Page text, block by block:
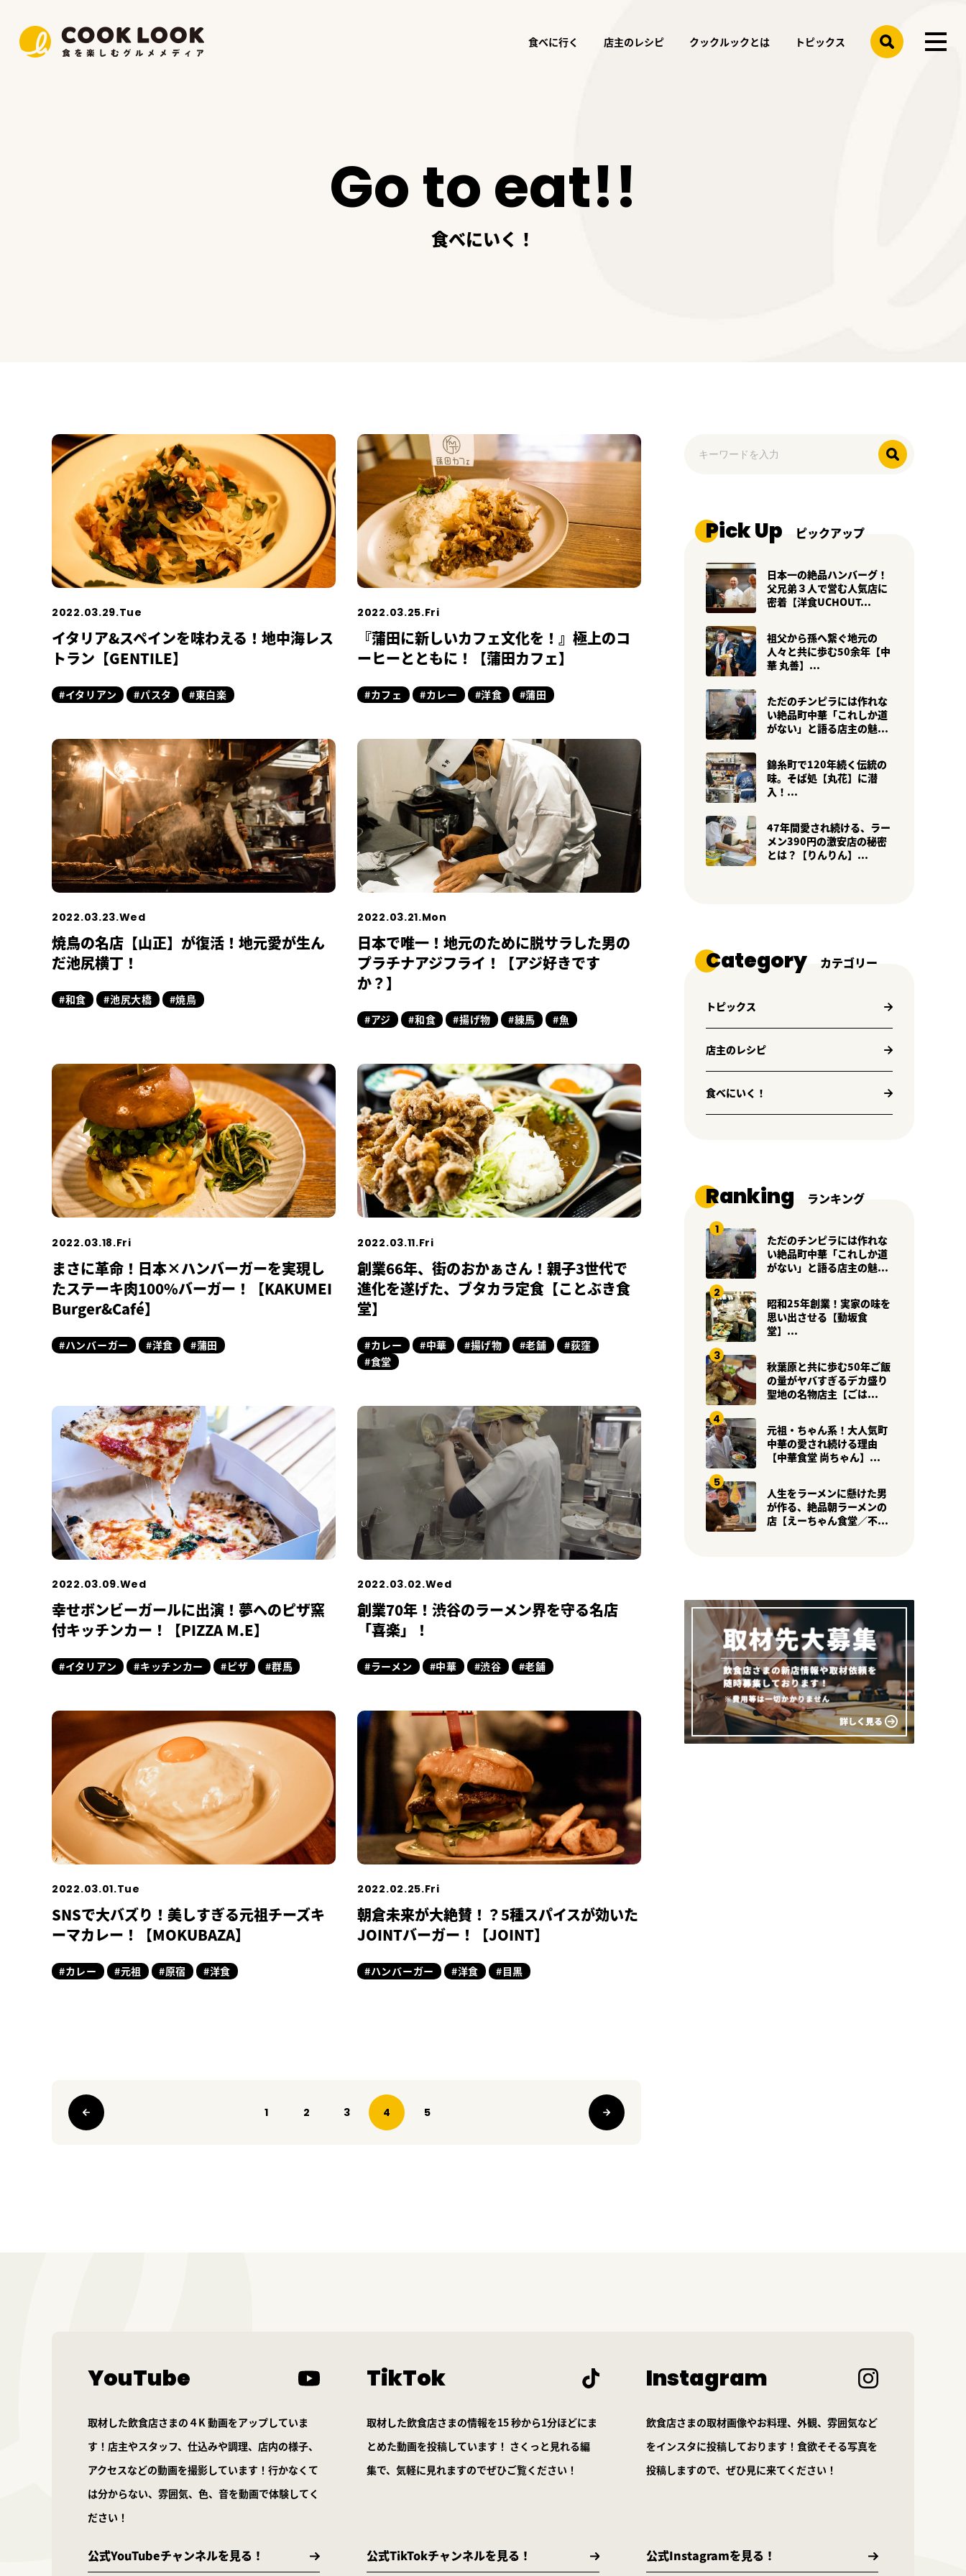
食べに行く 店主のレシピ クックルックとは トピックス
Go to eat!!
食べにいく！
2022.03.29.Tue
イタリア&スペインを味わえる！地中海レス
トラン【GENTILE】
#イタリアン #パスタ #東白楽
2022.03.25.Fri
『蒲田に新しいカフェ文化を！』極上のコ
ーヒーとともに！【蒲田カフェ】
#カフェ #カレー #洋食 #蒲田
2022.03.23.Wed
焼鳥の名店【山正】が復活！地元愛が生ん
だ池尻横丁！
#和食 #池尻大橋 #焼鳥
2022.03.21.Mon
日本で唯一！地元のために脱サラした男の
プラチナアジフライ！【アジ好きです
か？】
#アジ #和食 #揚げ物 #練馬 #魚
2022.03.18.Fri
まさに革命！日本×ハンバーガーを実現し
たステーキ肉100%バーガー！【KAKUMEI
Burger&Café】
#ハンバーガー #洋食 #蒲田
2022.03.11.Fri
創業66年、街のおかぁさん！親子3世代で
進化を遂げた、ブタカラ定食【ことぶき食
堂】
#カレー #中華 #揚げ物 #老舗
#荻窪
#食堂
2022.03.09.Wed
幸せボンビーガールに出演！夢へのピザ窯
付キッチンカー！【PIZZA M.E】
#イタリアン #キッチンカー #ピザ #群馬
2022.03.02.Wed
創業70年！渋谷のラーメン界を守る名店
「喜楽」！
#ラーメン #中華 #渋谷 #老舗
2022.03.01.Tue
SNSで大バズり！美しすぎる元祖チーズキ
ーマカレー！【MOKUBAZA】
#カレー #元祖 #原宿 #洋食
2022.02.25.Fri
朝倉未来が大絶賛！？5種スパイスが効いた
JOINTバーガー！【JOINT】
#ハンバーガー #洋食 #目黒
1 2 3 4 5
Pick Up ピックアップ
日本一の絶品ハンバーグ！
父兄弟３人で営む人気店に
密着【洋食UCHOUT...
祖父から孫へ繋ぐ地元の
人々と共に歩む50余年【中
華 丸善】...
ただのチンピラには作れな
い絶品町中華「これしか道
がない」と語る店主の魅...
錦糸町で120年続く伝統の
味。そば処【丸花】に潜
入！...
47年間愛され続ける、ラー
メン390円の激安店の秘密
とは？【りんりん】...
Category カテゴリー
トピックス
店主のレシピ
食べにいく！
Ranking ランキング
ただのチンピラには作れな
い絶品町中華「これしか道
がない」と語る店主の魅...
昭和25年創業！実家の味を
思い出させる【動坂食
堂】...
秋葉原と共に歩む50年ご飯
の量がヤバすぎるデカ盛り
聖地の名物店主【ごは...
元祖・ちゃん系！大人気町
中華の愛され続ける理由
【中華食堂 尚ちゃん】...
人生をラーメンに懸けた男
が作る、絶品朝ラーメンの
店【えーちゃん食堂／不...
YouTube
取材した飲食店さまの４K 動画をアップしていま
す！店主やスタッフ、仕込みや調理、店内の様子、
アクセスなどの動画を撮影しています！行かなくて
は分からない、雰囲気、色、音を動画で体験してく
ださい！
公式YouTubeチャンネルを見る！
TikTok
取材した飲食店さまの情報を15 秒から1分ほどにま
とめた動画を投稿しています！ さくっと見れる編
集で、気軽に見れますのでぜひご覧ください！
公式TikTokチャンネルを見る！
Instagram
飲食店さまの取材画像やお料理、外観、雰囲気など
をインスタに投稿しております！食欲そそる写真を
投稿しますので、ぜひ見に来てください！
公式Instagramを見る！